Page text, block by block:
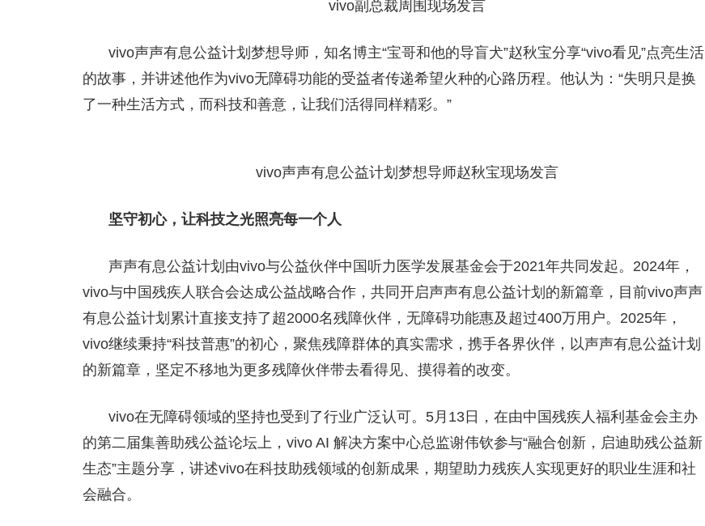
vivo副总裁周围现场发言
vivo声声有息公益计划梦想导师，知名博主“宝哥和他的导盲犬”赵秋宝分享“vivo看见”点亮生活
的故事，并讲述他作为vivo无障碍功能的受益者传递希望火种的心路历程。他认为：“失明只是换
了一种生活方式，而科技和善意，让我们活得同样精彩。”
vivo声声有息公益计划梦想导师赵秋宝现场发言
坚守初心，让科技之光照亮每一个人
声声有息公益计划由vivo与公益伙伴中国听力医学发展基金会于2021年共同发起。2024年，
vivo与中国残疾人联合会达成公益战略合作，共同开启声声有息公益计划的新篇章，目前vivo声声
有息公益计划累计直接支持了超2000名残障伙伴，无障碍功能惠及超过400万用户。2025年，
vivo继续秉持“科技普惠”的初心，聚焦残障群体的真实需求，携手各界伙伴，以声声有息公益计划
的新篇章，坚定不移地为更多残障伙伴带去看得见、摸得着的改变。
vivo在无障碍领域的坚持也受到了行业广泛认可。5月13日，在由中国残疾人福利基金会主办
的第二届集善助残公益论坛上，vivo AI 解决方案中心总监谢伟钦参与“融合创新，启迪助残公益新
生态”主题分享，讲述vivo在科技助残领域的创新成果，期望助力残疾人实现更好的职业生涯和社
会融合。